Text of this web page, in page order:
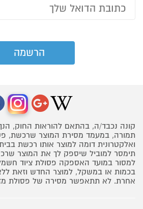
קונה נכבד/ה, בהתאם להוראות החוק,
תמורה, במעמד מסירת המוצר שרכשת,
ואלקטרונית דומה למוצר אותו רכשת
תימסר למוביל שיספק לך את המוצר
למסור במועד האספקה פסולת ציוד
בכמות או במשקל, למוצר החדש וזאת
אחרת. לא תתאפשר מסירה של פסולת